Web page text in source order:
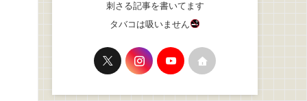
刺さる記事を書いてます
タバコは吸いません